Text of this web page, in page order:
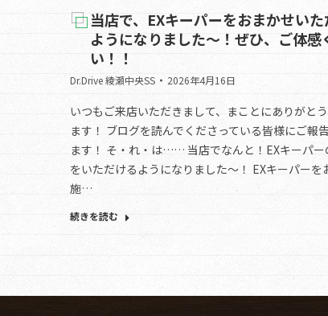
当店で、EXキーパーをおまかせいた
ようになりました～！ぜひ、ご体感
い！！
Dr.Drive 綾瀬中央SS 2026年4月16日
いつもご来店いただきまして、まことにありがと
ます！ ブログを読んでくださっている皆様にご報
ます！ そ・れ・は…… 当店でなんと！EXキーパー
をいただけるようになりました～！ EXキーパーを
施…
続きを読む